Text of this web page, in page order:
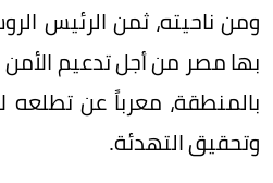
ومن ناحيته، ثمن الرئيس
بها مصر من أجل تدعيم
بالمنطقة، معرباً عن تطلعه
وتحقيق التهدئة.